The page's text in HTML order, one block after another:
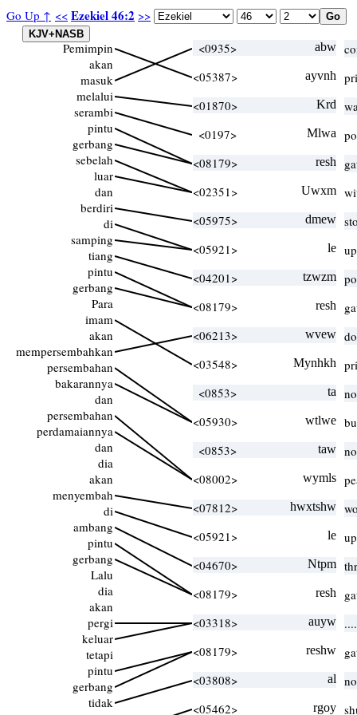
Go Up ↑ << Ezekiel 46:2 >>
Pemimpin
akan
masuk
melalui
serambi
pintu
gerbang
sebelah
luar
dan
berdiri
di
samping
tiang
pintu
gerbang
Para
imam
akan
mempersembahkan
persembahan
bakarannya
dan
persembahan
perdamaiannya
dan
dia
akan
menyembah
di
ambang
pintu
gerbang
Lalu
dia
akan
pergi
keluar
tetapi
pintu
gerbang
tidak
<0935> abw
<05387>
ayvnh
<01870>
Krd
<0197>
Mlwa
<08179>
resh
<02351>
Uwxm
<05975>
dmew
<05921>
le
<04201>
tzwzm
<08179>
resh
<06213>
wvew
<03548>
Mynhkh
<0853>
ta
<05930>
wtlwe
<0853>
taw
<08002>
wymls
<07812>
hwxtshw
<05921>
le
<04670>
Ntpm
<08179>
resh
<03318>
auyw
<08179>
reshw
<03808>
al
<05462>
rgoy